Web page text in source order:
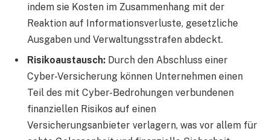
indem sie Kosten im Zusammenhang mit der
Reaktion auf Informationsverluste, gesetzliche
Ausgaben und Verwaltungsstrafen abdeckt.
Risikoaustausch: Durch den Abschluss einer
Cyber-Versicherung können Unternehmen einen
Teil des mit Cyber-Bedrohungen verbundenen
finanziellen Risikos auf einen
Versicherungsanbieter verlagern, was vor allem für